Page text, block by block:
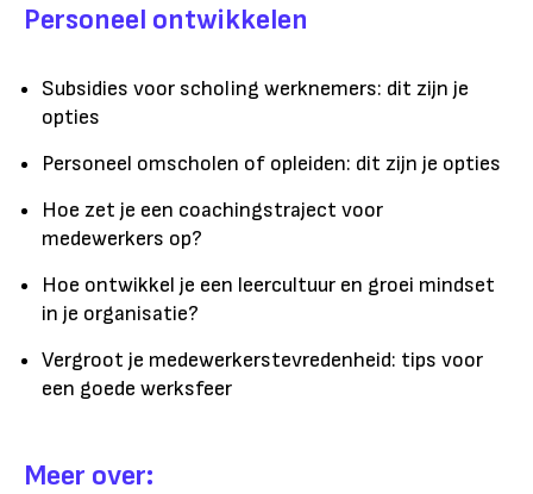
Personeel ontwikkelen
Subsidies voor scholing werknemers: dit zijn je
opties
Personeel omscholen of opleiden: dit zijn je opties
Hoe zet je een coachingstraject voor
medewerkers op?
Hoe ontwikkel je een leercultuur en groei mindset
in je organisatie?
Vergroot je medewerkerstevredenheid: tips voor
een goede werksfeer
Meer over: